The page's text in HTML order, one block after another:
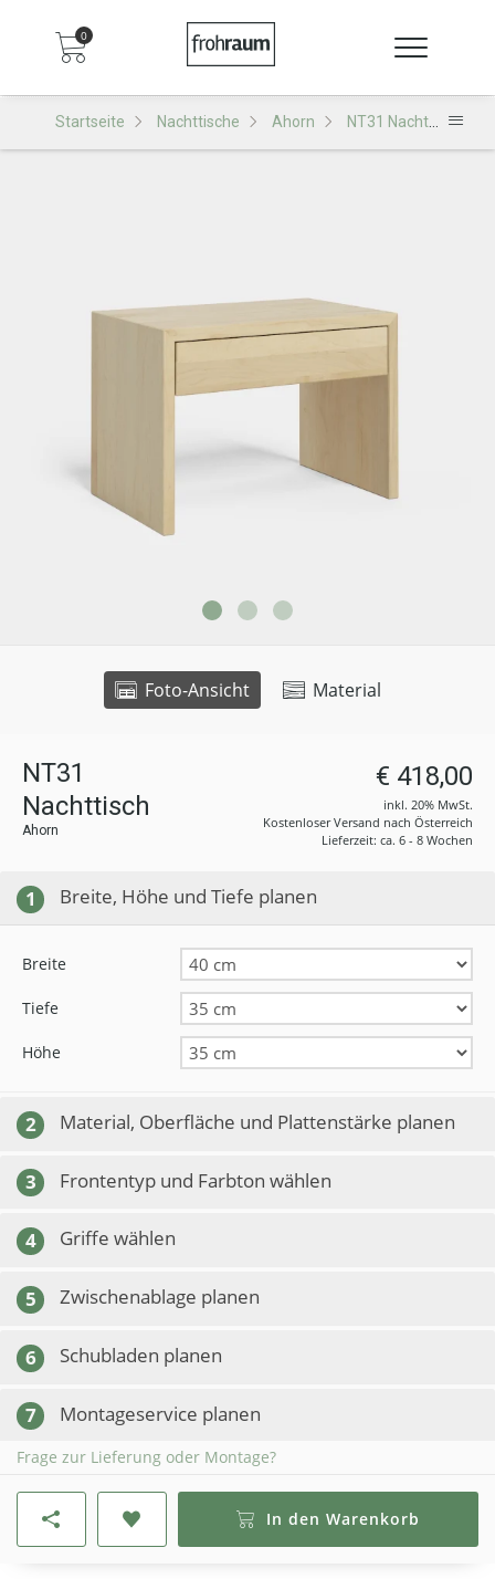
0
Startseite Nachttische Ahorn NT31 Nachttisch
Foto-Ansicht Material
NT31
Nachttisch
Ahorn
€ 418,00
inkl. 20% MwSt.
Kostenloser Versand nach Österreich
Lieferzeit: ca. 6 - 8 Wochen
1 Breite, Höhe und Tiefe planen
Breite
Tiefe
Höhe
2 Material, Oberfläche und Plattenstärke planen
3 Frontentyp und Farbton wählen
4 Griffe wählen
5 Zwischenablage planen
6 Schubladen planen
7 Montageservice planen
Frage zur Lieferung oder Montage?
In den Warenkorb